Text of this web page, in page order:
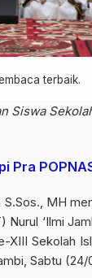
terbaik.
Siswa
Pra
MH
‘Ilmi
Sekolah
Sabtu